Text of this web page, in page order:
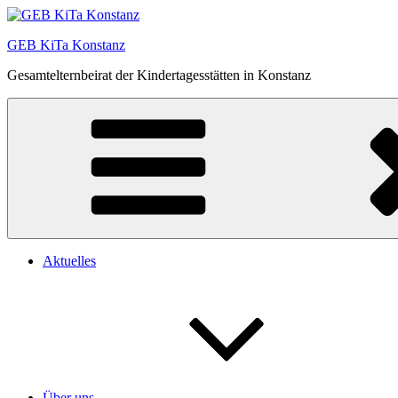
Zum
springen
GEB KiTa Konstanz
Gesamtelternbeirat der Kindertagesstätten in Konstanz
Aktuelles